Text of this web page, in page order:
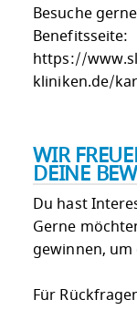
Besuche
Benefitsseite:
https://
kliniken.de/
WIR
DEINE
Du hast
Gerne
gewinnen,
Für